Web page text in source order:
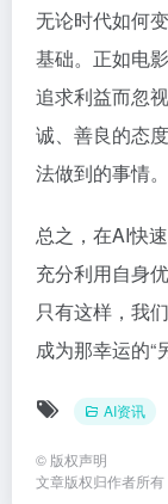
无论时代如何
基础。正如电
追求利益而忽
诚、善良的态
法做到的事情。
总之，在AI快
充分利用自身
只有这样，我
成为那幸运的“
AI资讯
© 版权声明
文章版权归作者所有